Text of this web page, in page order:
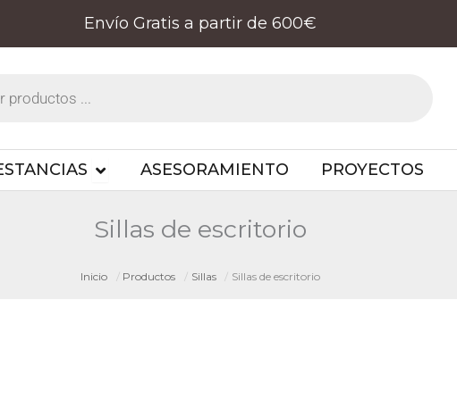
Envío Gratis a partir de 600€
OPEN ESTANCIAS
ASESORAMIENTO PROYECTOS
Sillas de escritorio
Inicio Productos Sillas Sillas de escritorio